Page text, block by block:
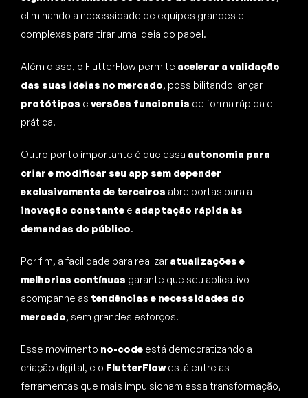
eliminando a necessidade de equipes grandes e
complexas para tirar uma ideia do papel.
Além disso, o FlutterFlow permite acelerar a validação
das suas ideias no mercado, possibilitando lançar
protótipos e versões funcionais de forma rápida e
prática.
Outro ponto importante é que essa autonomia para
criar e modificar seu app sem depender
exclusivamente de terceiros abre portas para a
inovação constante e adaptação rápida às
demandas do público.
Por fim, a facilidade para realizar atualizações e
melhorias contínuas garante que seu aplicativo
acompanhe as tendências e necessidades do
mercado, sem grandes esforços.
Esse movimento no-code está democratizando a
criação digital, e o FlutterFlowestá entre as
ferramentas que mais impulsionam essa transformação,